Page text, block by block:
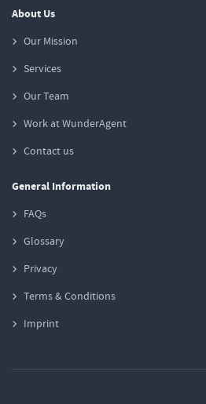
About Us
Our Mission
Services
Our Team
Work at WunderAgent
Contact us
General Information
FAQs
Glossary
Privacy
Terms & Conditions
Imprint